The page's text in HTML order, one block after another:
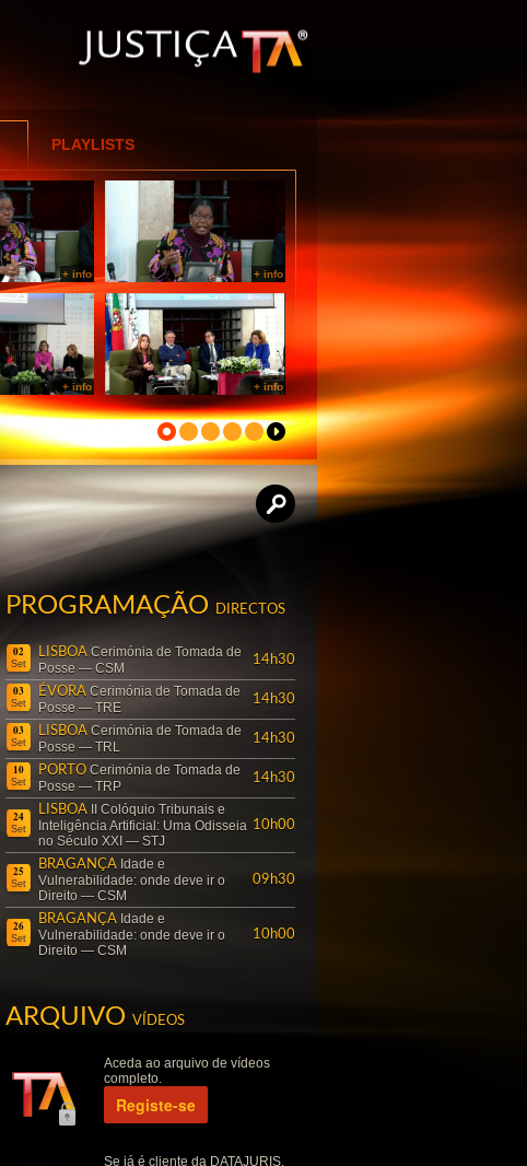
[Entrar por IP]
PLAYLISTS
+ info + info
+ info + info + info
PROGRAMAÇÃO DIRECTOS
02
Set
LISBOA Cerimónia de Tomada de
Posse — CSM
14h30
03
Set
ÉVORA Cerimónia de Tomada de
Posse — TRE
14h30
03
Set
LISBOA Cerimónia de Tomada de
Posse — TRL
14h30
10
Set
PORTO Cerimónia de Tomada de
Posse — TRP
14h30
24
Set
LISBOA II Colóquio Tribunais e
Inteligência Artificial: Uma Odisseia
no Século XXI — STJ
10h00
25
Set
BRAGANÇA Idade e
Vulnerabilidade: onde deve ir o
Direito — CSM
09h30
26
Set
BRAGANÇA Idade e
Vulnerabilidade: onde deve ir o
Direito — CSM
10h00
ARQUIVO VÍDEOS
Aceda ao arquivo de vídeos
completo.
Registe-se
Se já é cliente da DATAJURIS,